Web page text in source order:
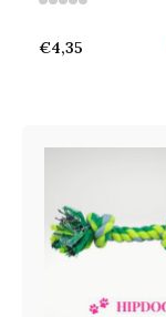
€4,35